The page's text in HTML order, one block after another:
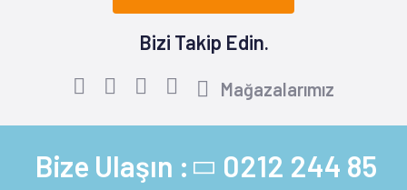
Bizi Takip Edin.
Mağazalarımız
Bize Ulaşın : 0212 244 85